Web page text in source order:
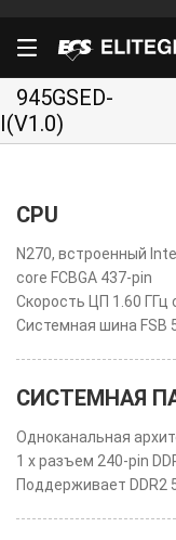
945GSED-
I(V1.0)
CPU
N270, встроенный
core FCBGA 437-pin
Скорость ЦП 1.60 ГГц
Системная шина FSB
СИСТЕМНАЯ
Одноканальная
1 x разъем 240-pin
Поддерживает DDR2